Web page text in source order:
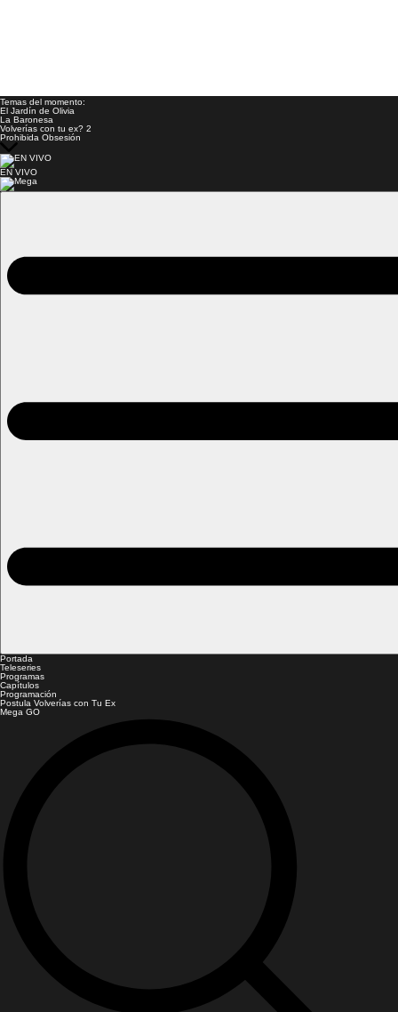
Temas del momento:
El Jardín de Olivia
La Baronesa
Volverías con tu ex? 2
Prohibida Obsesión
EN VIVO
Portada
Teleseries
Programas
Capítulos
Programación
Postula Volverías con Tu Ex
Mega GO